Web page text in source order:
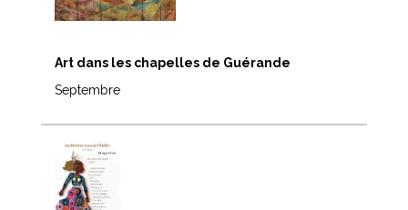
Art dans les chapelles de Guérande
Septembre